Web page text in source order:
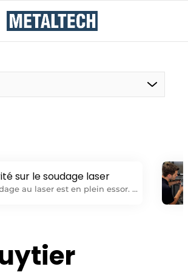
une offre d’emploi
à l’événement
sur le soudage laser
au laser est en plein essor. Et
nombreuses applications. Mais
pour toute nouvelle technologie,